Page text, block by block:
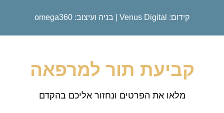
קידום: Venus Digital | בניה ועיצוב: omega360
קביעת תור למרפאה
מלאו את הפרטים ונחזור אליכם בהקדם